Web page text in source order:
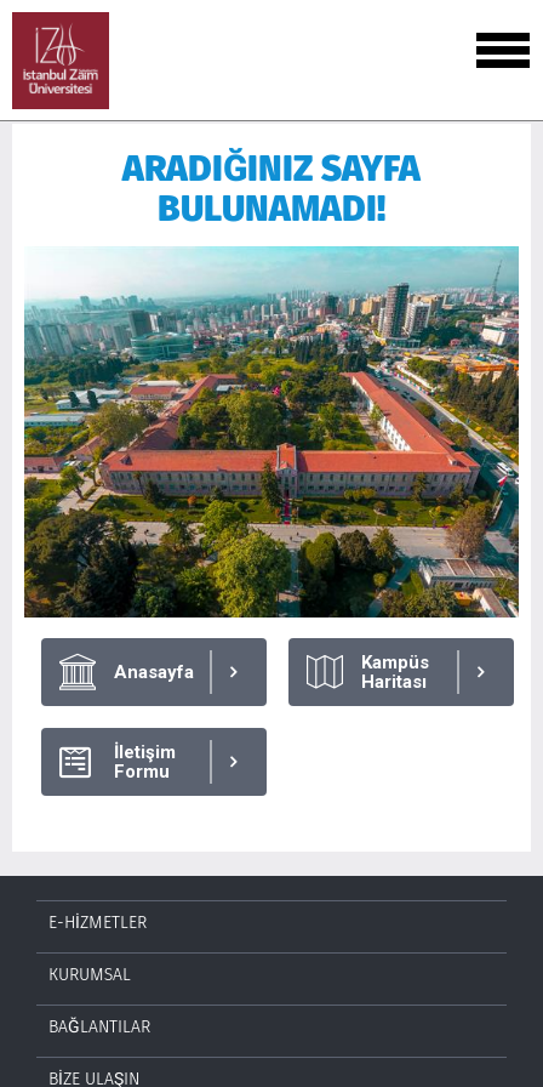
ARADIĞINIZ SAYFA
BULUNAMADI!
Anasayfa
Kampüs
Haritası
İletişim
Formu
E-HİZMETLER
KURUMSAL
BAĞLANTILAR
BİZE ULAŞIN